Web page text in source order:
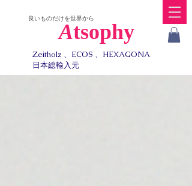
Atsophy
​良いものだけを世界から
Zeitholz 、ECOS 、HEXAGONA
日本総輸入元​​